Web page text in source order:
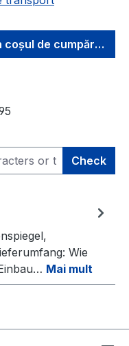
de cumpărături
Check
Wie
Mai mult